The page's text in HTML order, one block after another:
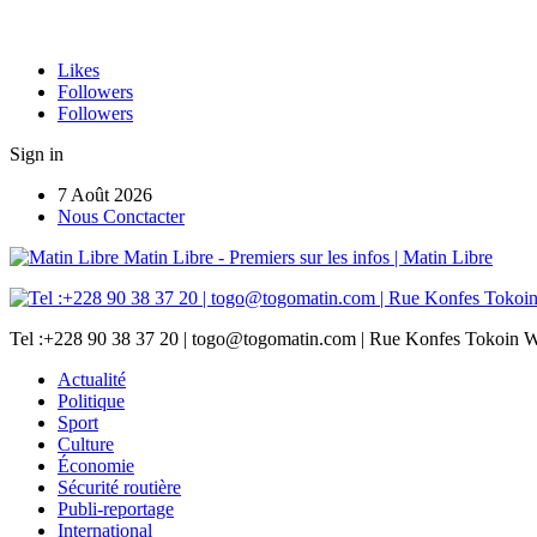
Likes
Followers
Followers
Sign in
7 Août 2026
Nous Conctacter
Matin Libre - Premiers sur les infos | Matin Libre
Tel :+228 90 38 37 20 | togo@togomatin.com | Rue Konfes Tokoin
Actualité
Politique
Sport
Culture
Économie
Sécurité routière
Publi-reportage
International